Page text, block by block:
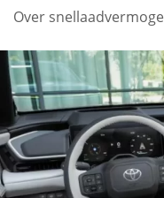
Over